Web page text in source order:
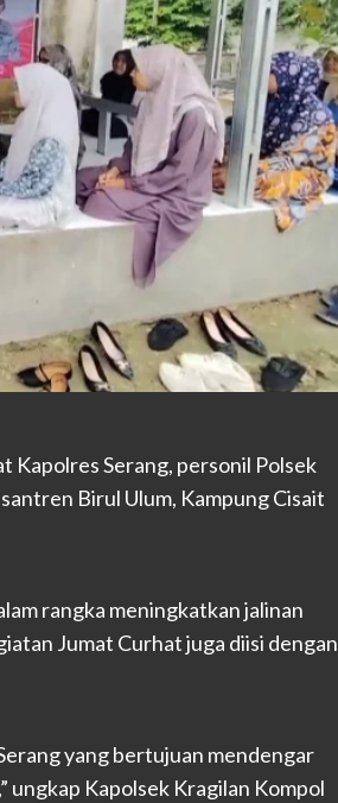
Kapolres Serang, personil Polsek
Birul Ulum, Kampung Cisait
rangka meningkatkan jalinan
Jumat Curhat juga diisi dengan
yang bertujuan mendengar
ungkap Kapolsek Kragilan Kompol